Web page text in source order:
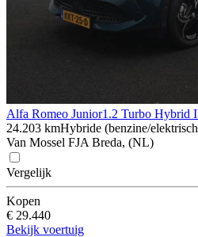
Alfa Romeo Junior1.2 Turbo Hybrid
24.203 kmHybride (benzine/
Van Mossel FJA Breda, (NL)
Vergelijk
Kopen
€ 29.440
Bekijk voertuig